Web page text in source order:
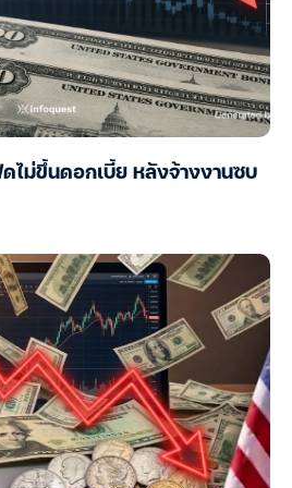
ไม่ขึ้นดอกเบี้ย หลังจ้างงานซบ